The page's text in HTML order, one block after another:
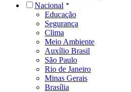
Nacional
Educação
Segurança
Clima
Meio Ambiente
Auxílio Brasil
São Paulo
Rio de Janeiro
Minas Gerais
Brasília